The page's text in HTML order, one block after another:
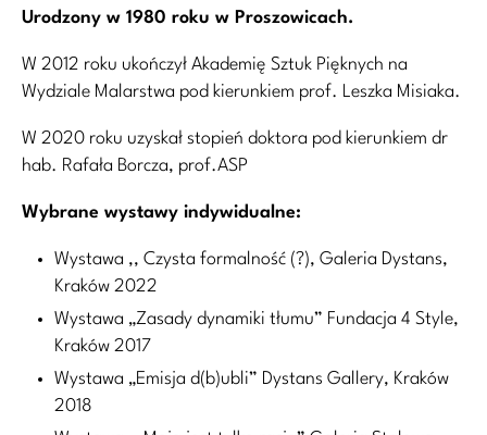
Urodzony w 1980 roku w Proszowicach.
W 2012 roku ukończył Akademię Sztuk Pięknych na
Wydziale Malarstwa pod kierunkiem prof. Leszka Misiaka.
W 2020 roku uzyskał stopień doktora pod kierunkiem dr
hab. Rafała Borcza, prof.ASP
Wybrane wystawy indywidualne:
Wystawa ,, Czysta formalność (?), Galeria Dystans,
Kraków 2022
Wystawa „Zasady dynamiki tłumu” Fundacja 4 Style,
Kraków 2017
Wystawa „Emisja d(b)ubli” Dystans Gallery, Kraków
2018